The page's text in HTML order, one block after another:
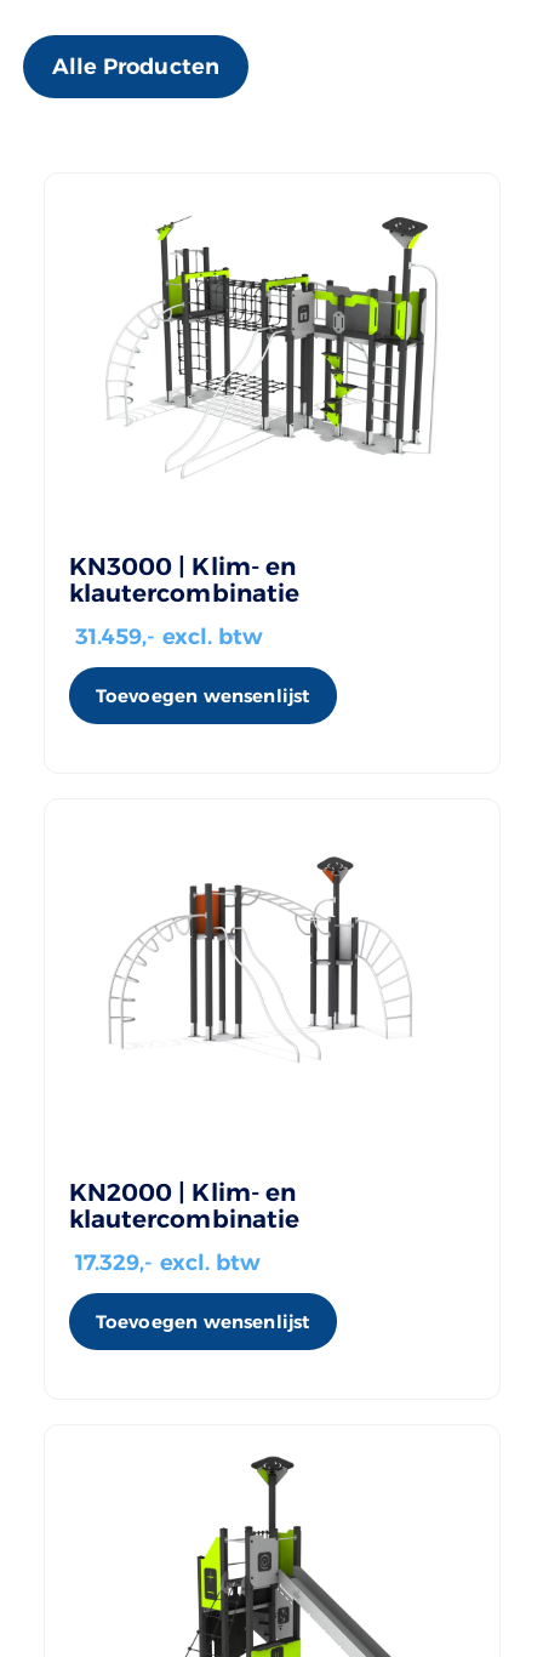
Alle Producten
KN3000 | Klim- en
klautercombinatie
31.459,- excl. btw
Toevoegen wensenlijst
KN2000 | Klim- en
klautercombinatie
17.329,- excl. btw
Toevoegen wensenlijst